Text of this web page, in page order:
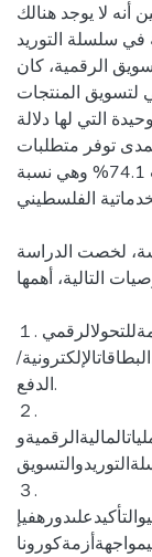
أنه لا يوجد هنالك
في سلسلة التوريد
الرقمية، كان
لتسويق المنتجات
التي لها دلالة
توفر متطلبات
البنى التحتية كانت نسبة توفر هذه المتطلبات 74.1% وهي نسبة
الفلسطيني.
لخصت الدراسة
التالية، أهمها:
１. زيادة الاستثمار فيمتطلباتالبنيةالتحتيةاللازمةللتحولالرقمي
الدفع.
２.
３.